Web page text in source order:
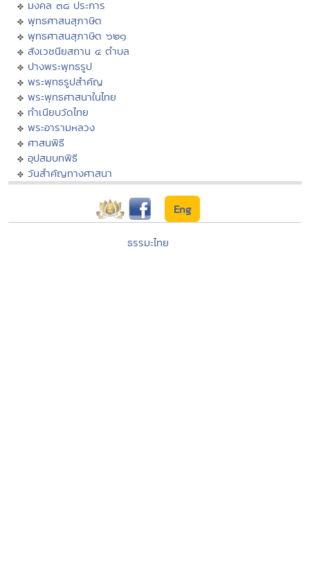
มงคล ๓๘ ประการ
พุทธศาสนสุภาษิต
พุทธศาสนสุภาษิต ๖๒๑
สังเวชนียสถาน ๔ ตำบล
ปางพระพุทธรูป
พระพุทธรูปสำคัญ
พระพุทธศาสนาในไทย
ทำเนียบวัดไทย
พระอารามหลวง
ศาสนพิธี
อุปสมบทพิธี
วันสำคัญทางศาสนา
Eng
ธรรมะไทย